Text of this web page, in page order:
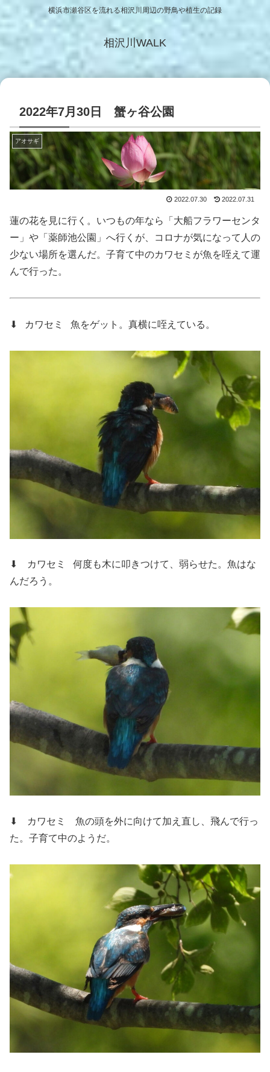
横浜市瀬谷区を流れる相沢川周辺の野鳥や植生の記録
相沢川WALK
2022年7月30日 蟹ヶ谷公園
アオサギ
2022.07.30 2022.07.31
蓮の花を見に行く。いつもの年なら「大船フラワーセンタ
ー」や「薬師池公園」へ行くが、コロナが気になって人の
少ない場所を選んだ。子育て中のカワセミが魚を咥えて運
んで行った。
⬇ カワセミ 魚をゲット。真横に咥えている。
⬇ カワセミ
何度も木に叩きつけて、弱らせた。魚はな
んだろう。
⬇ カワセミ 魚の頭を外に向けて加え直し、飛んで行っ
た。子育て中のようだ。